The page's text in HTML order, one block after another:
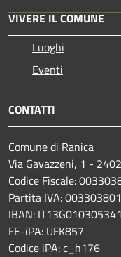
VIVERE IL COMUNE
Luoghi
Eventi
CONTATTI
Comune di Ranica
Via Gavazzeni, 1 -
Codice Fiscale:
Partita IVA:
IBAN:
FE-iPA: UFK857
Codice iPA: c_h176